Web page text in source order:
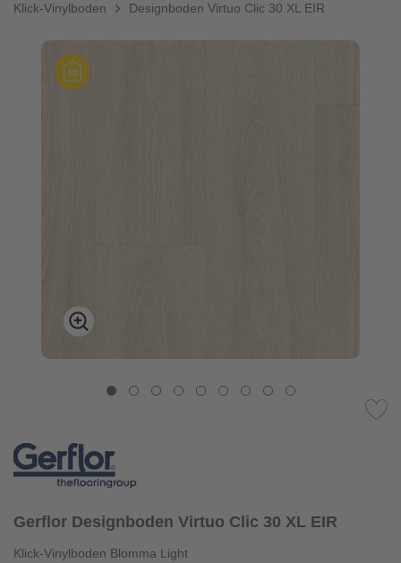
Klick-Vinylboden
Designboden Virtuo Clic 30 XL EIR
Gerflor Designboden Virtuo Clic 30 XL EIR
Klick-Vinylboden Blomma Light